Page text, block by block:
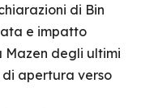
di Bin
e impatto
Mazen degli ultimi
apertura verso